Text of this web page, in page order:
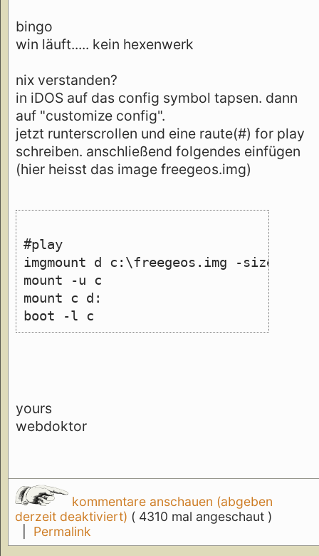
bingo
win läuft..... kein hexenwerk
nix verstanden?
in iDOS auf das config symbol tapsen. dann
auf "customize config".
jetzt runterscrollen und eine raute(#) for play
schreiben. anschließend folgendes einfügen
(hier heisst das image freegeos.img)
#play
imgmount d c:\freegeos.img -size
mount -u c
mount c d:
boot -l c
yours
webdoktor
kommentare anschauen (abgeben
derzeit deaktiviert) ( 4310 mal angeschaut )
Permalink